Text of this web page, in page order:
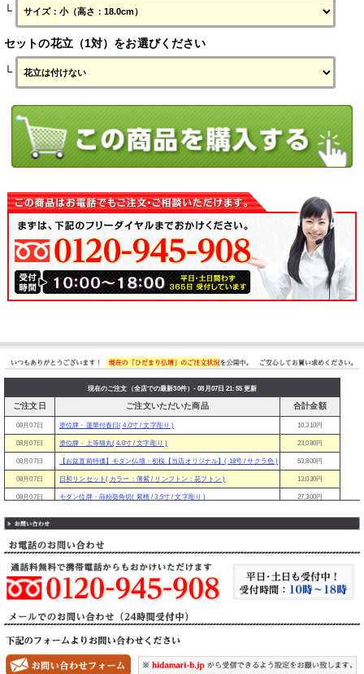
└
セットの花立（1対）をお選びください
└
現在のご注文（全店での最新30件）- 08月07日 21:55 更新
ご注文日 ご注文いただいた商品 合計金額
08月07日 塗位牌・蓮華付春日( 4.0寸 / 文字彫り ) 10,310円
08月07日 塗位牌・上等猫丸( 4.0寸 / 文字彫り ) 23,080円
08月07日 【お盆直前特価】モダン仏壇・初桜【当店オリジナル】( 18号 / サクラ色 ) 53,800円
08月07日 日和リンセット( カラー：薄紫 / リンフトン：花フトン ) 13,030円
08月07日 モダン位牌・蒔粉葵角切( 紫檀 / 3.5寸 / 文字彫り ) 27,300円
08月07日 唐木位牌・勝美( 紫檀 / 4.0寸 / 文字彫り ) 17,100円
08月07日 塗位牌・葵角切( 3.5寸 / 文字彫り ) 11,910円
08月07日 【お盆直前特価】モダン仏壇・オーロラ( カラー・紫檀調 / サイズ・16号 )
08月07日 塗位牌・葵角切( 3.0寸 / 文字彫り ) 10,470円
08月07日 塗位牌・面金千倉( 4.0寸 / 文字彫り ) 20,130円
08月07日 モダン位牌・純面粉 かなで【さくら】( 3.5寸 / 文字彫り )
08月07日 塗位牌・三方金京中台( 3.5寸 / 文字彫り ) 15,280円